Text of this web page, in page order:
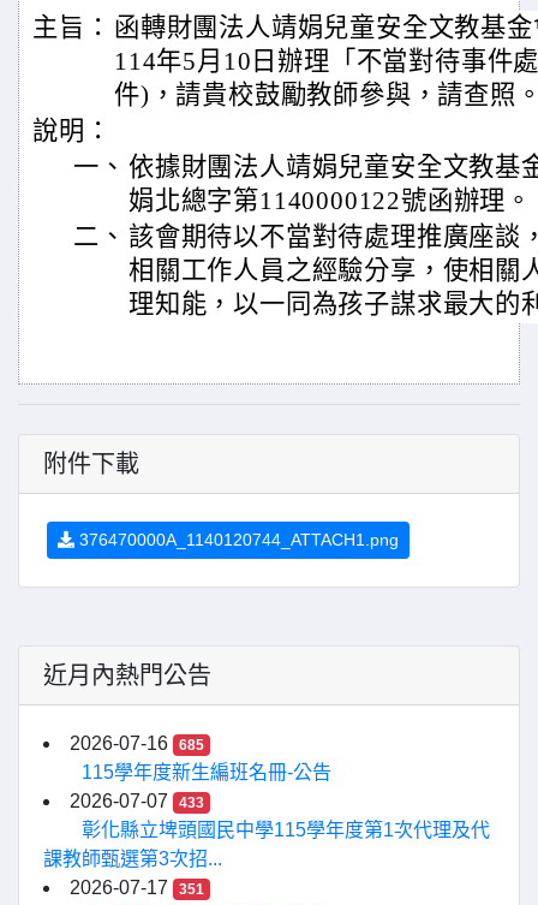
主旨： 函轉財團法人靖娟兒童安全文教基
114年5月10日辦理「不當對待事件
件)，請貴校鼓勵教師參與，請查照
說明：
一、 依據財團法人靖娟兒童安全文教基
娟北總字第1140000122號函辦理。
二、 該會期待以不當對待處理推廣座談
相關工作人員之經驗分享，使相關
理知能，以一同為孩子謀求最大的
附件下載
376470000A_1140120744_ATTACH1.png
近月內熱門公告
2026-07-16 685
115學年度新生編班名冊-公告
2026-07-07
433
彰化縣立埤頭國民中學115學年度第1次代理及代
課教師甄選第3次招...
2026-07-17
351